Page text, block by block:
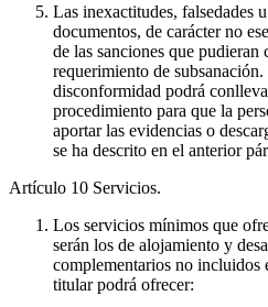
Las inexactitudes, falsedades
documentos, de carácter no
de las sanciones que pudieran
requerimiento de
disconformidad podrá
procedimiento para que la
aportar las evidencias o
se ha descrito en el anterior
Artículo 10 Servicios.
Los servicios mínimos que
serán los de alojamiento y
complementarios no incluidos
titular podrá ofrecer: